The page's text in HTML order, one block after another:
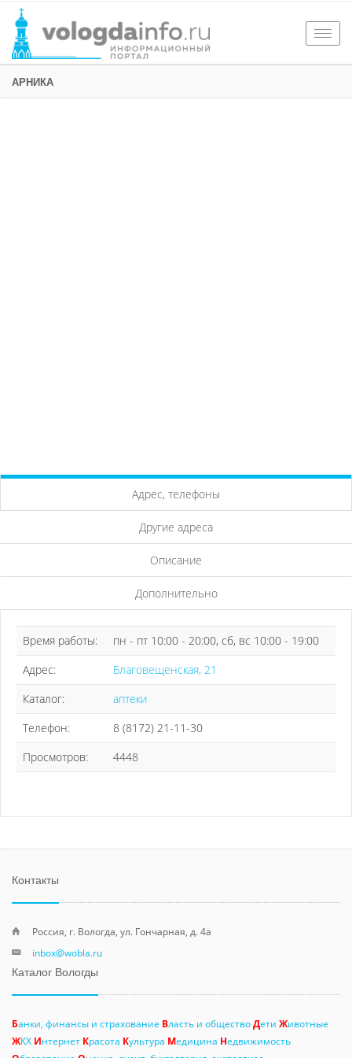
АРНИКА
Адрес, телефоны
Другие адреса
Описание
Дополнительно
Время работы:
пн - пт 10:00 - 20:00, сб, вс 10:00 - 19:00
Адрес:
Благовещенская, 21
Каталог:
аптеки
Телефон:
8 (8172) 21-11-30
Просмотров:
4448
Контакты
Россия, г. Вологда, ул. Гончарная, д. 4а
inbox@wobla.ru
Каталог Вологды
Банки, финансы и страхование Власть и обществоДети Животные
ЖКХ Интернет Красота Культура Медицина Недвижимость